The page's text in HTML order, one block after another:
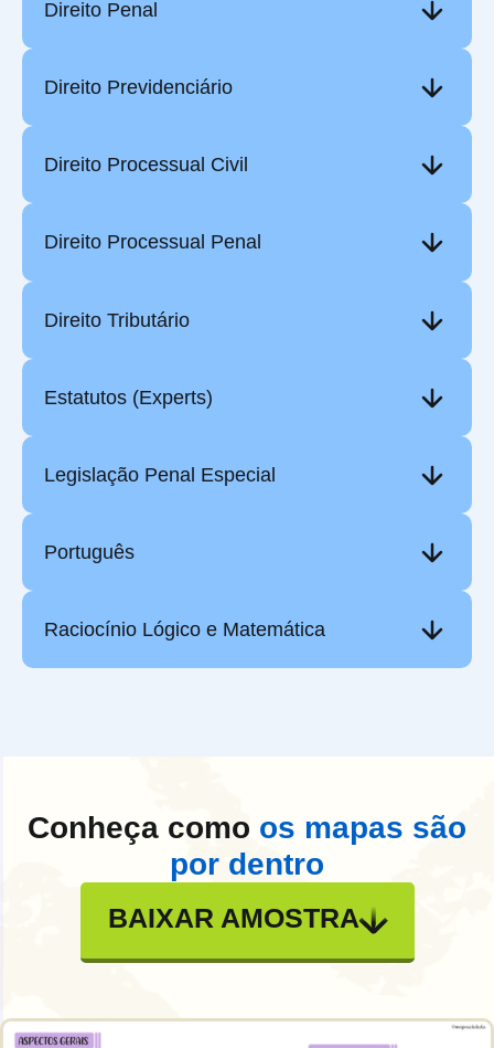
Direito Penal
Direito Previdenciário
Direito Processual Civil
Direito Processual Penal
Direito Tributário
Estatutos (Experts)
Legislação Penal Especial
Português
Raciocínio Lógico e Matemática
Conheça como os mapas são
por dentro
BAIXAR AMOSTRA